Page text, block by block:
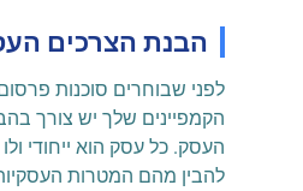
הבנת הצרכים
לפני שבוחרים סוכנות
הקמפיינים שלך יש צורך
העסק. כל עסק הוא ייחודי
להבין מהם המטרות